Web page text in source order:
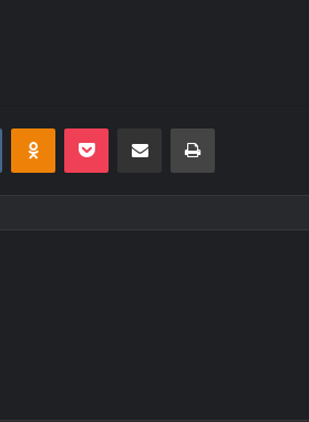
VKontakteOdnoklassniki
Pocket E-Posta ile paylaş Yazdır